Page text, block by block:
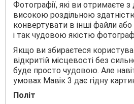
Фотографії, які ви отримаєте
високою роздільною
конвертувати в інші файли
і так чудовою якістю
Якщо ви збираєтеся
відкритій місцевості без
буде просто чудовою. Але
умовах Мавік 3 дає гідну
Політ